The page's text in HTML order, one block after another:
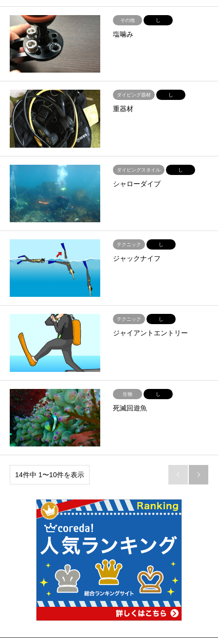
その他 し
塩噛み
ダイビング器材 し
重器材
ダイビングスタイル し
シャローダイブ
テクニック し
ジャックナイフ
テクニック し
ジャイアントエントリー
生物 し
死滅回遊魚
14件中 1〜10件を表示  